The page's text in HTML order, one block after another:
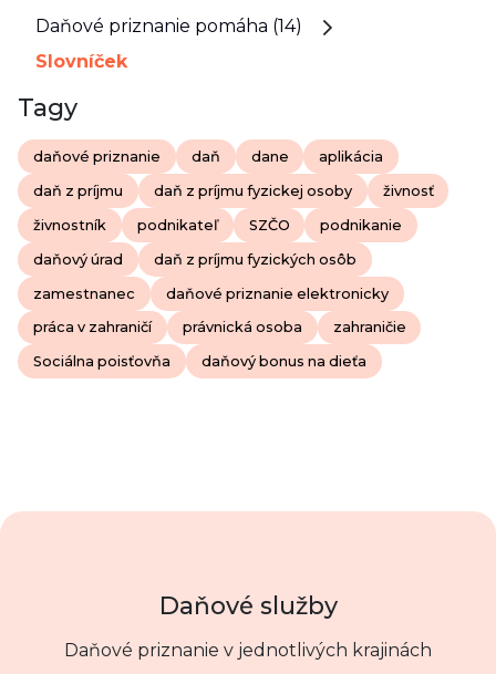
Daňové priznanie pomáha (14)
Slovníček
Tagy
daňové priznanie daň dane aplikácia
daň z príjmu daň z príjmu fyzickej osoby živnosť
živnostník podnikateľ SZČO podnikanie
daňový úrad daň z príjmu fyzických osôb
zamestnanec daňové priznanie elektronicky
práca v zahraničí právnická osoba zahraničie
Sociálna poisťovňa daňový bonus na dieťa
Daňové služby
Daňové priznanie v jednotlivých krajinách